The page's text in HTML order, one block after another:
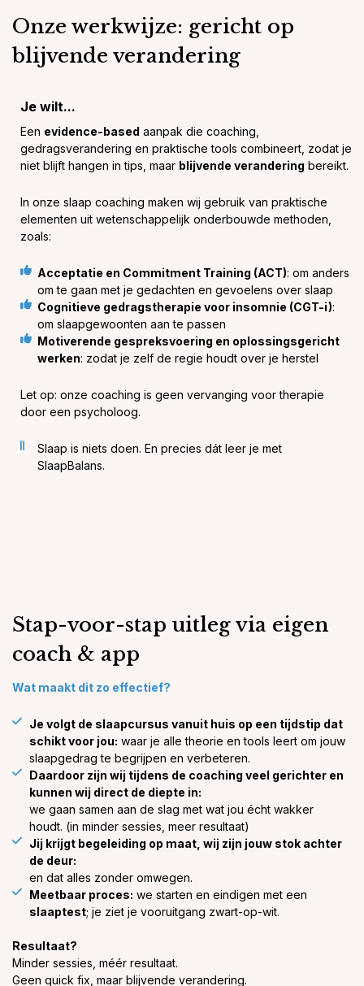
Onze werkwijze: gericht op
blijvende verandering
Je wilt...
Een evidence-based aanpak die coaching,
gedragsverandering en praktische tools combineert, zodat je
niet blijft hangen in tips, maar blijvende verandering bereikt.
In onze slaap coaching maken wij gebruik van praktische
elementen uit wetenschappelijk onderbouwde methoden,
zoals:
Acceptatie en Commitment Training (ACT): om anders
om te gaan met je gedachten en gevoelens over slaap
Cognitieve gedragstherapie voor insomnie (CGT-i):
om slaapgewoonten aan te passen
Motiverende gespreksvoering en oplossingsgericht
werken: zodat je zelf de regie houdt over je herstel
Let op: onze coaching is geen vervanging voor therapie
door een psycholoog.
Slaap is niets doen. En precies dát leer je met
SlaapBalans.
Stap-voor-stap uitleg via eigen
coach & app
Wat maakt dit zo effectief?
Je volgt de slaapcursus vanuit huis op een tijdstip dat
schikt voor jou: waar je alle theorie en tools leert om jouw
slaapgedrag te begrijpen en verbeteren.
Daardoor zijn wij tijdens de coaching veel gerichter en
kunnen wij direct de diepte in:
we gaan samen aan de slag met wat jou écht wakker
houdt. (in minder sessies, meer resultaat)
Jij krijgt begeleiding op maat, wij zijn jouw stok achter
de deur:
en dat alles zonder omwegen.
Meetbaar proces: we starten en eindigen met een
slaaptest; je ziet je vooruitgang zwart-op-wit.
Resultaat?
Minder sessies, méér resultaat.
Geen quick fix, maar blijvende verandering.